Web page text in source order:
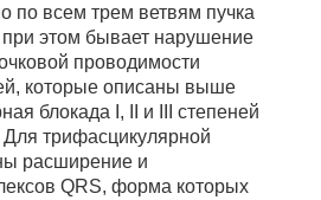
по всем трем ветвям пучка
при этом бывает нарушение
проводимости
которые описаны выше
блокада I, II и III степеней
Для трифасцикулярной
расширение и
QRS, форма которых